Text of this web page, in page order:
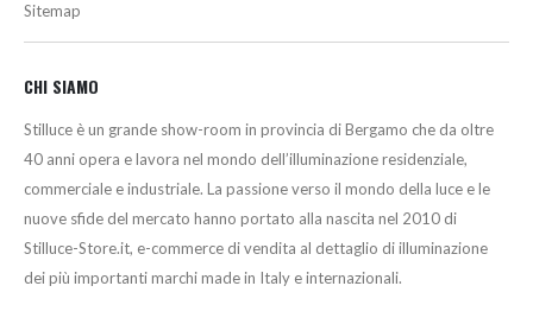
Sitemap
CHI SIAMO
Stilluce è un grande show-room in provincia di Bergamo che da oltre
40 anni opera e lavora nel mondo dell’illuminazione residenziale,
commerciale e industriale. La passione verso il mondo della luce e le
nuove sfide del mercato hanno portato alla nascita nel 2010 di
Stilluce-Store.it, e-commerce di vendita al dettaglio di illuminazione
dei più importanti marchi made in Italy e internazionali.